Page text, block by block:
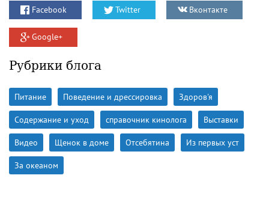
Facebook Twitter Вконтакте
Google+
Рубрики блога
Питание Поведение и дрессировка Здоров'я
Содержание и уход справочник кинолога Выставки
Видео Щенок в доме Отсебятина Из первых уст
За океаном